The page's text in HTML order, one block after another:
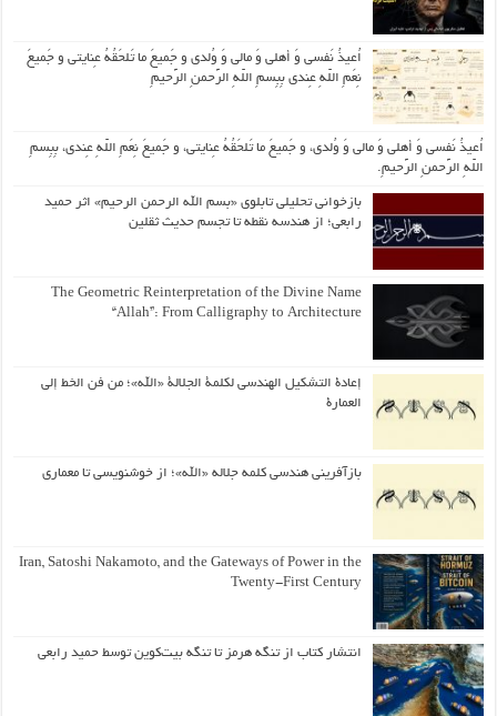
اُعیذُ نَفسی وَ أهلی وَ مالی وَ وُلدی و جَمیعَ ما تَلحَقُهُ عِنایتی و جَمیعَ
نِعَمِ اللّهِ عِندی بِبِسمِ اللّهِ الرَّحمنِ الرَّحیمِ
اُعیذُ نَفسی وَ أهلی وَ مالی وَ وُلدی، و جَمیعَ ما تَلحَقُهُ عِنایتی، و جَمیعَ نِعَمِ اللّهِ عِندی، بِبِسمِ
اللّهِ الرَّحمنِ الرَّحیمِ.
بازخوانی تحلیلی تابلوی «بسم الله الرحمن الرحیم» اثر حمید
رابعی؛ از هندسه نقطه تا تجسم حدیث ثقلین
The Geometric Reinterpretation of the Divine Name
“Allah”: From Calligraphy to Architecture
إعادة التشكيل الهندسي لكلمة الجلالة «الله»؛ من فن الخط إلى
العمارة
بازآفرینی هندسی کلمه جلاله «الله»؛ از خوشنویسی تا معماری
Iran, Satoshi Nakamoto, and the Gateways of Power in the
Twenty-First Century
انتشار کتاب از تنگه هرمز تا تنگه بیت‌کوین توسط حمید رابعی